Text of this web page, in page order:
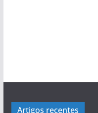
Artigos recentes